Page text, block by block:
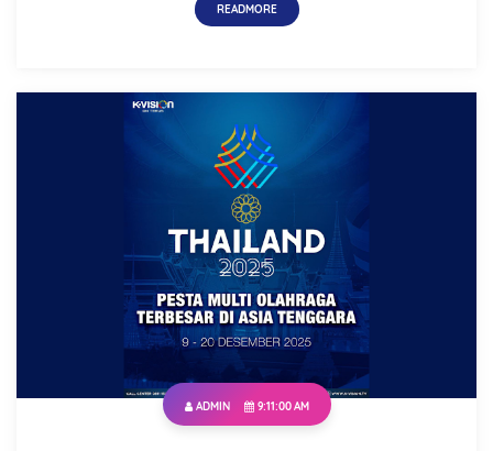
READMORE
ADMIN 9:11:00 AM